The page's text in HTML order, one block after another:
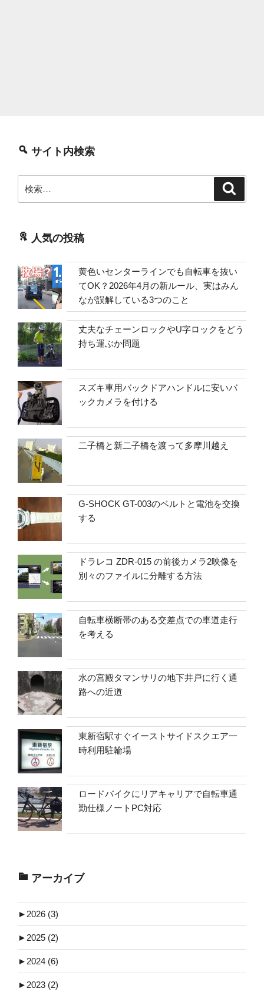
サイト内検索
索:
人気の投稿
黄色いセンターラインでも自転車を抜い
てOK？2026年4月の新ルール、実はみん
なが誤解している3つのこと
丈夫なチェーンロックやU字ロックをどう
持ち運ぶか問題
スズキ車用バックドアハンドルに安いバ
ックカメラを付ける
二子橋と新二子橋を渡って多摩川越え
G-SHOCK GT-003のベルトと電池を交換
する
ドラレコ ZDR-015 の前後カメラ2映像を
別々のファイルに分離する方法
自転車横断帯のある交差点での車道走行
を考える
水の宮殿タマンサリの地下井戸に行く通
路への近道
東新宿駅すぐイーストサイドスクエア一
時利用駐輪場
ロードバイクにリアキャリアで自転車通
勤仕様ノートPC対応
アーカイブ
► 2026 (3)
► 2025 (2)
► 2024 (6)
► 2023 (2)